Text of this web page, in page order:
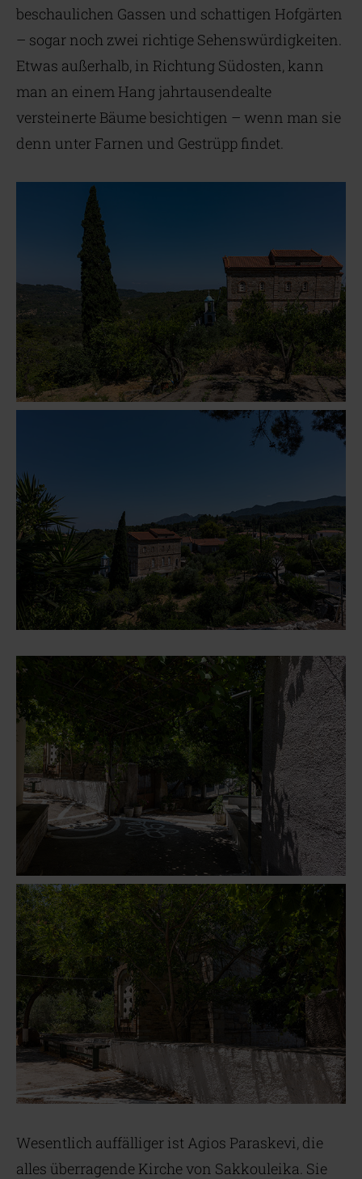
beschaulichen Gassen und schattigen Hofgärten
– sogar noch zwei richtige Sehenswürdigkeiten.
Etwas außerhalb, in Richtung Südosten, kann
man an einem Hang jahrtausendealte
versteinerte Bäume besichtigen – wenn man sie
denn unter Farnen und Gestrüpp findet.
Wesentlich auffälliger ist Agios Paraskevi, die
alles überragende Kirche von Sakkouleika. Sie